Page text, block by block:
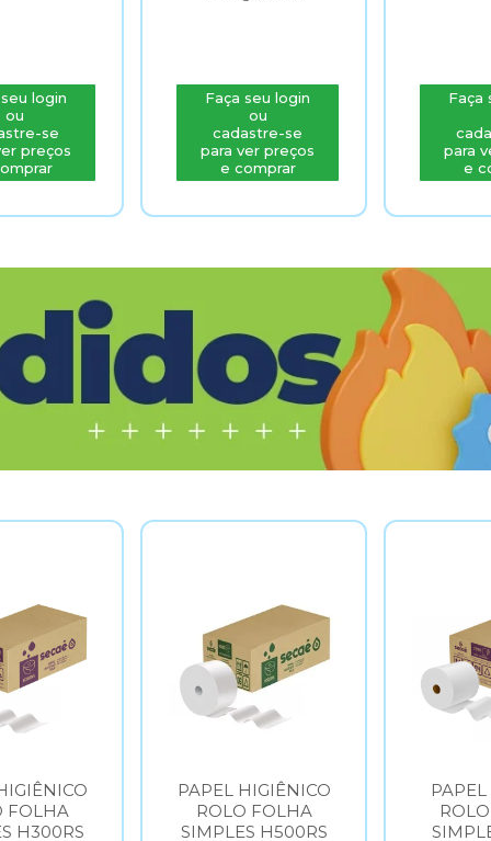
se
Faça seu login
cadastre-se
para ver preços
e comprar
Faça seu
para ver
e
FOLHA
H300RS
PAPEL HIGIÊNICO
ROLO FOLHA
SIMPLES H500RS